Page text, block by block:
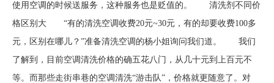
使用空调的时候送服务，这种服务也是贬值的。 清洗剂不同价
格区别大 “有的清洗空调收费20元~30元，有的却要收费100多
元，区别在哪儿？”准备清洗空调的杨小姐询问我们道。 我们
了解到，目前空调清洗价格的确五花八门，从几十元到上百元不
等。而那些走街串巷的空调清洗“游击队”，价格就更随意了。对